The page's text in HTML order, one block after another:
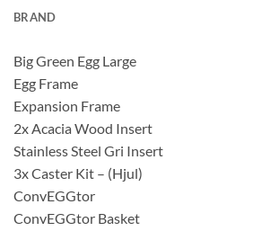
BRAND
Big Green Egg Large
Egg Frame
Expansion Frame
2x Acacia Wood Insert
Stainless Steel Gri Insert
3x Caster Kit – (Hjul)
ConvEGGtor
ConvEGGtor Basket